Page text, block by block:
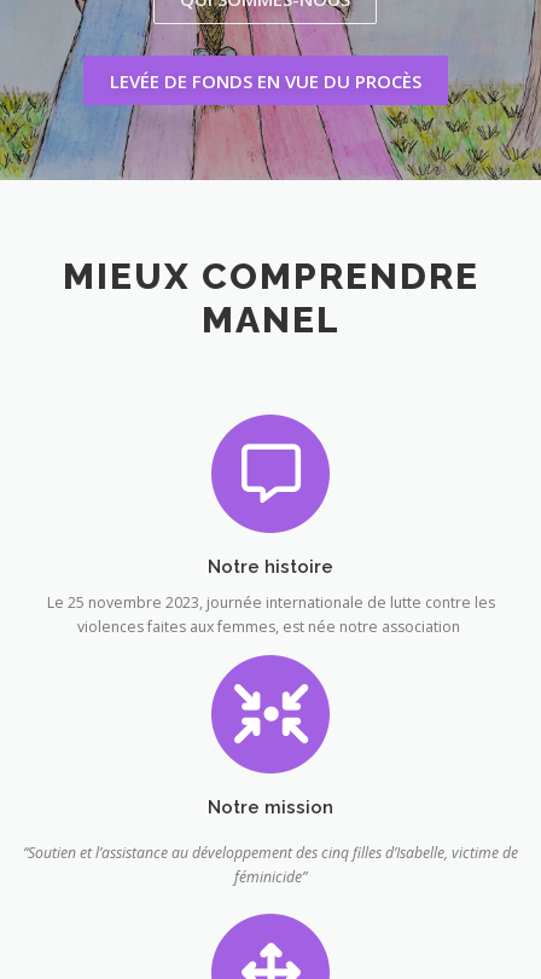
LEVÉE DE FONDS EN VUE DU PROCÈS
MIEUX COMPRENDRE
MANEL
Notre histoire
Le 25 novembre 2023, journée internationale de lutte contre les
violences faites aux femmes, est née notre association
Notre mission
“Soutien et l’assistance au développement des cinq filles d’Isabelle, victime de
féminicide”